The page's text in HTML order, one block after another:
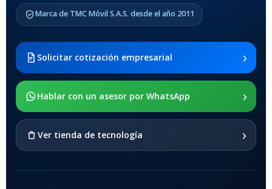
2021 SM-x200 / Samsung
Galaxy Tab A8 10.5 2021 SM-
x205
SOPORTE DE APOYO
Marca de TMC Móvil S.A.S. desde el año 2011
Solicitar cotización empresarial ›
Hablar con un asesor por WhatsApp ›
Ver tienda de tecnología ›